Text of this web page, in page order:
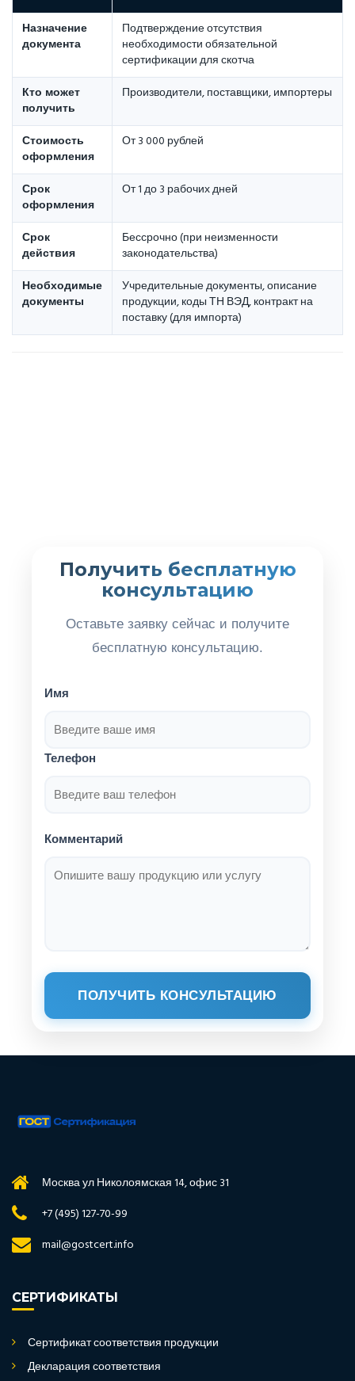
Назначение
документа
Подтверждение отсутствия
необходимости обязательной
сертификации для скотча
Кто может
получить
Производители, поставщики, импортеры
Стоимость
оформления
От 3 000 рублей
Срок
оформления
От 1 до 3 рабочих дней
Срок
действия
Бессрочно (при неизменности
законодательства)
Необходимые
документы
Учредительные документы, описание
продукции, коды ТН ВЭД, контракт на
поставку (для импорта)
Получить бесплатную
консультацию
Оставьте заявку сейчас и получите
бесплатную консультацию.
Имя
Телефон
Комментарий
ПОЛУЧИТЬ КОНСУЛЬТАЦИЮ
Москва ул Николоямская 14, офис 31
+7 (495) 127-70-99
mail@gostcert.info
СЕРТИФИКАТЫ
Сертификат соответствия продукции
Декларация соответствия